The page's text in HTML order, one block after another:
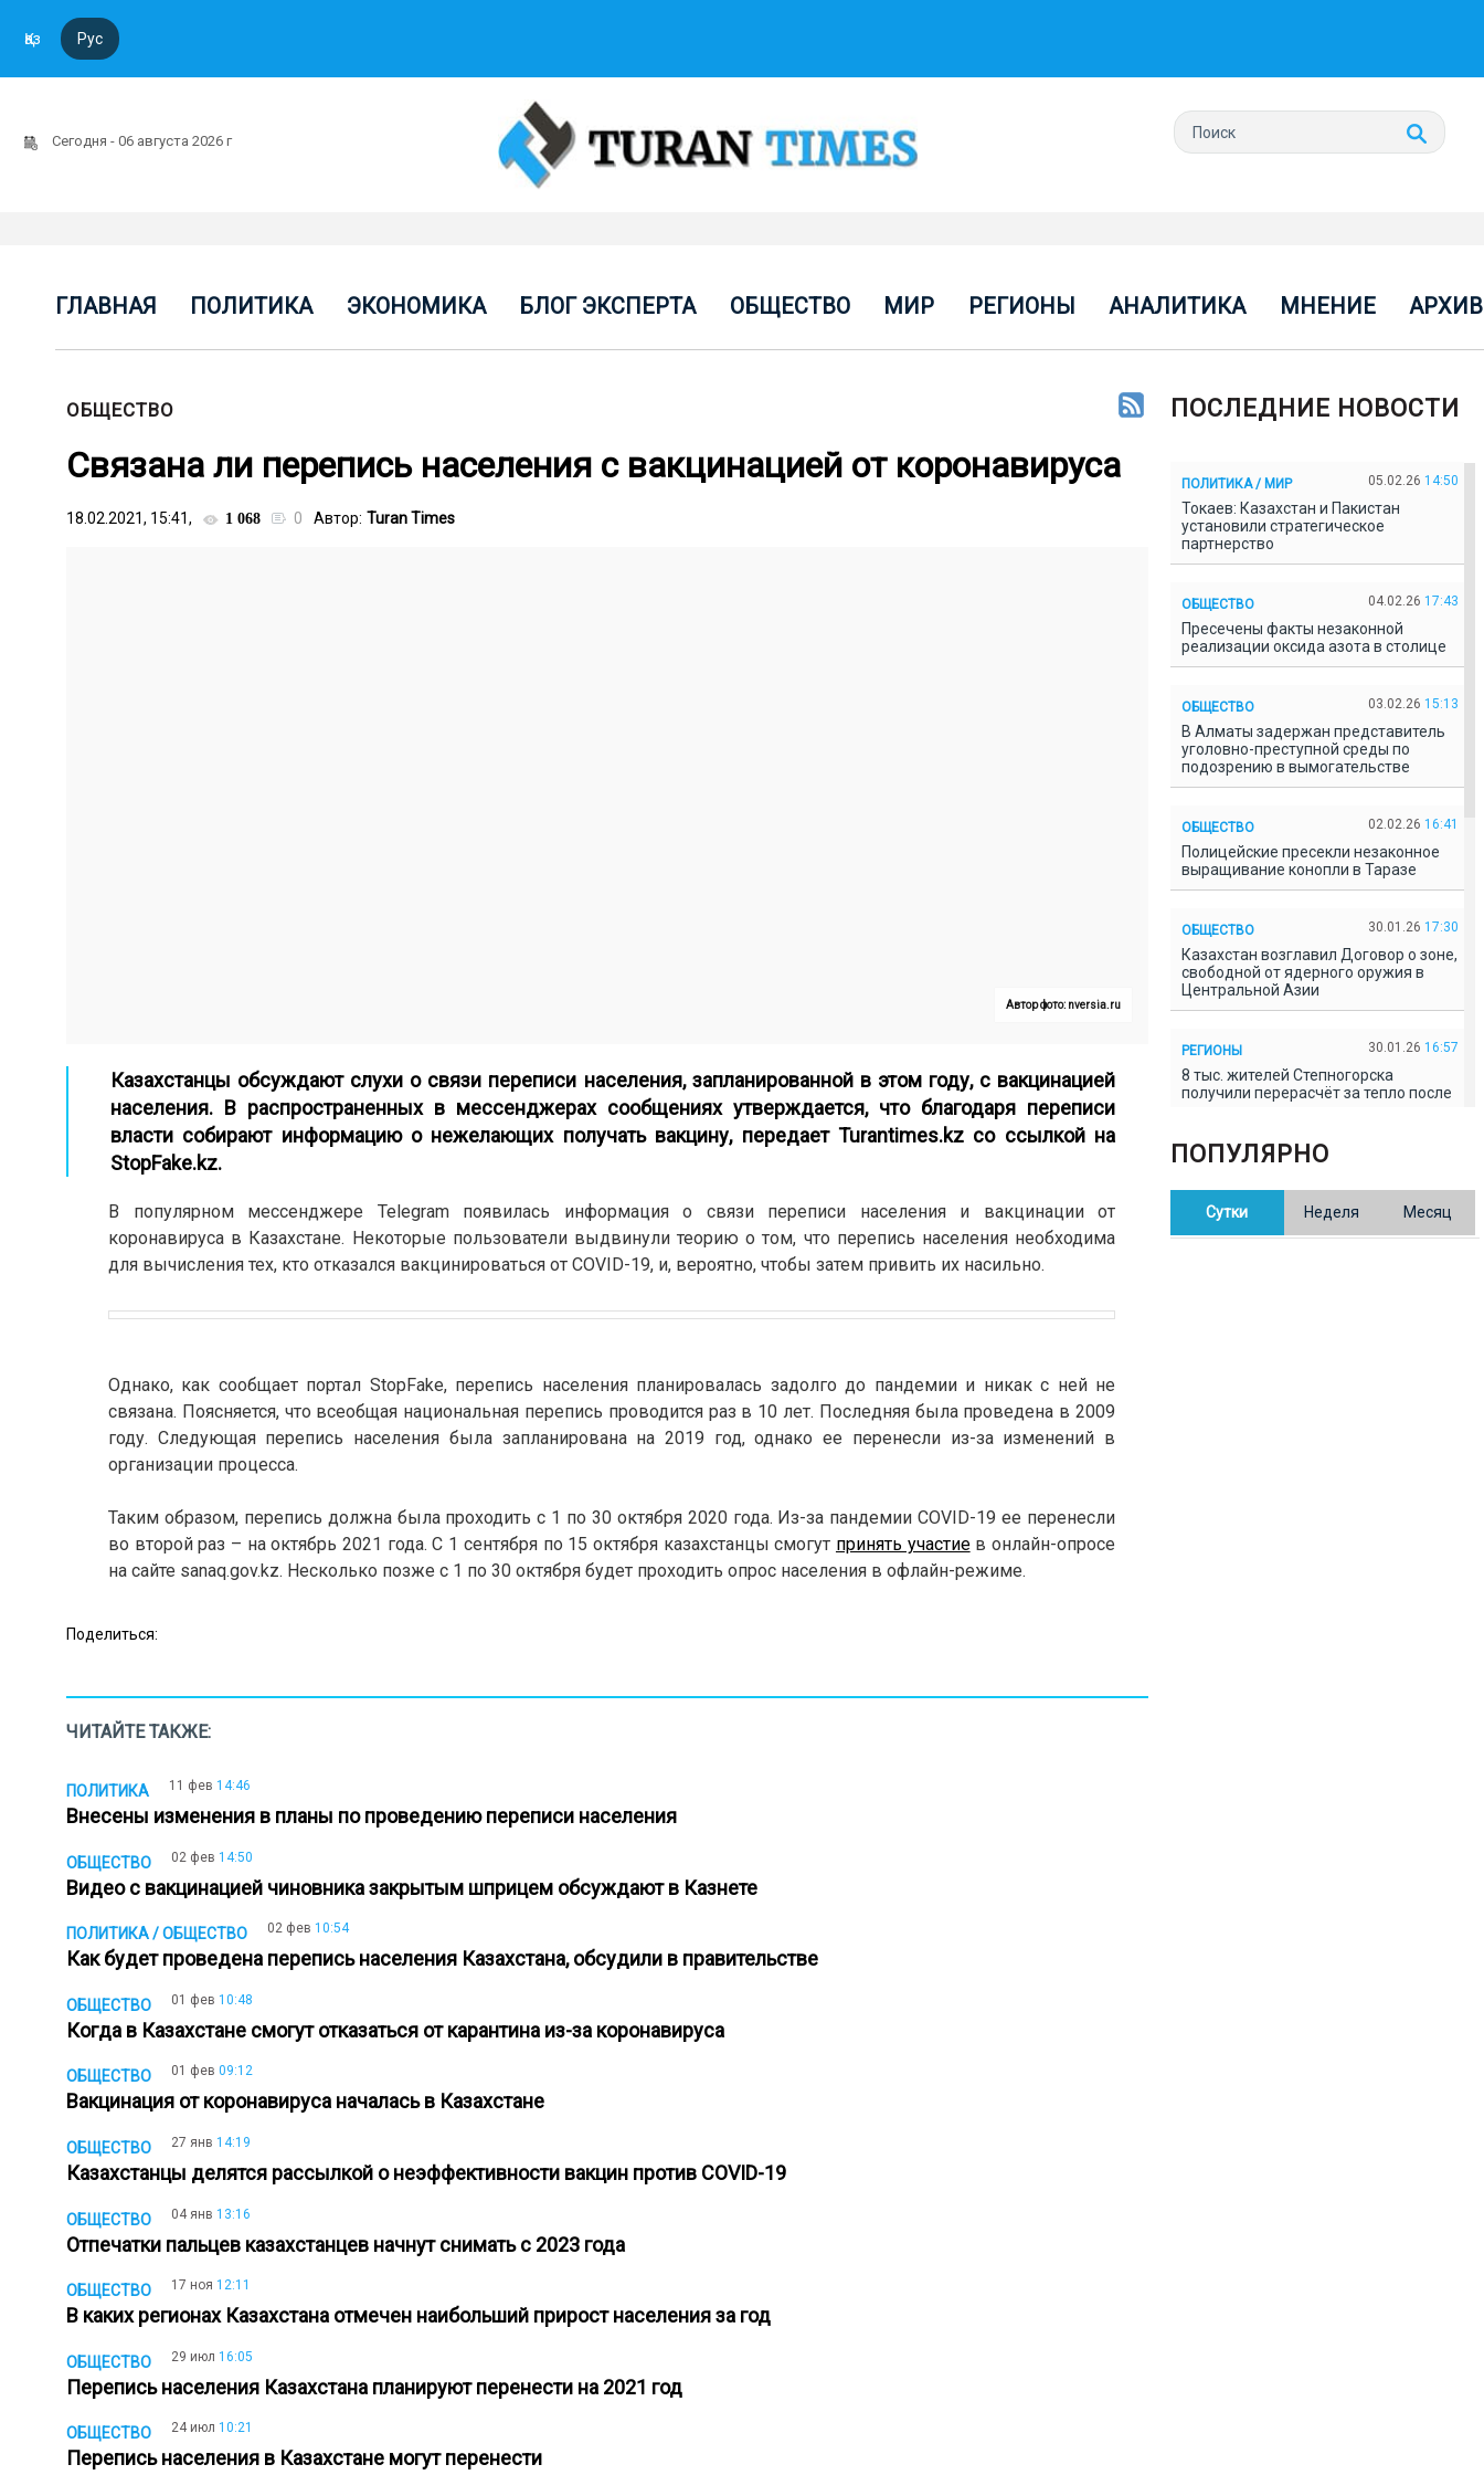
Қаз Рус
Сегодня - 06 августа 2026 г
ГЛАВНАЯ ПОЛИТИКА ЭКОНОМИКА БЛОГ ЭКСПЕРТА ОБЩЕСТВО МИР РЕГИОНЫ АНАЛИТИКА МНЕНИЕ АРХИВ
ОБЩЕСТВО
Связана ли перепись населения с вакцинацией от коронавируса
18.02.2021, 15:41, 1 068 0 Автор: Turan Times
Автор фото: nversia.ru
Казахстанцы обсуждают слухи о связи переписи населения, запланированной в этом году, с вакцинацией
населения. В распространенных в мессенджерах сообщениях утверждается, что благодаря переписи
власти собирают информацию о нежелающих получать вакцину, передает Turantimes.kzсо ссылкой на
StopFake.kz.
В популярном мессенджере Telegram появилась информация о связи переписи населения и вакцинации от
коронавируса в Казахстане. Некоторые пользователи выдвинули теорию о том, что перепись населения необходима
для вычисления тех, кто отказался вакцинироваться от COVID-19, и, вероятно, чтобы затем привить их насильно.
Однако, как сообщает портал StopFake, перепись населения планировалась задолго до пандемии и никак с ней не
связана. Поясняется, что всеобщая национальная перепись проводится раз в 10 лет. Последняя была проведена в 2009
году. Следующая перепись населения была запланирована на 2019 год, однако ее перенесли из-за изменений в
организации процесса.
Таким образом, перепись должна была проходить с 1 по 30 октября 2020 года. Из-за пандемии COVID-19 ее перенесли
во второй раз – на октябрь 2021 года. С 1 сентября по 15 октября казахстанцы смогут принять участиев онлайн-опросе
на сайте sanaq.gov.kz. Несколько позже с 1 по 30 октября будет проходить опрос населения в офлайн-режиме.
Поделиться:
ЧИТАЙТЕ ТАКЖЕ:
ПОЛИТИКА 11 фев 14:46
Внесены изменения в планы по проведению переписи населения
ОБЩЕСТВО 02 фев 14:50
Видео с вакцинацией чиновника закрытым шприцем обсуждают в Казнете
ПОЛИТИКА / ОБЩЕСТВО 02 фев 10:54
Как будет проведена перепись населения Казахстана, обсудили в правительстве
ОБЩЕСТВО 01 фев 10:48
Когда в Казахстане смогут отказаться от карантина из-за коронавируса
ОБЩЕСТВО 01 фев 09:12
Вакцинация от коронавируса началась в Казахстане
ОБЩЕСТВО 27 янв 14:19
Казахстанцы делятся рассылкой о неэффективности вакцин против COVID-19
ОБЩЕСТВО 04 янв 13:16
Отпечатки пальцев казахстанцев начнут снимать с 2023 года
ОБЩЕСТВО 17 ноя 12:11
В каких регионах Казахстана отмечен наибольший прирост населения за год
ОБЩЕСТВО 29 июл 16:05
Перепись населения Казахстана планируют перенести на 2021 год
ОБЩЕСТВО 24 июл 10:21
Перепись населения в Казахстане могут перенести
ПОСЛЕДНИЕ НОВОСТИ
ПОЛИТИКА / МИР 05.02.26 14:50
Токаев: Казахстан и Пакистан
установили стратегическое
партнерство
ОБЩЕСТВО 04.02.26 17:43
Пресечены факты незаконной
реализации оксида азота в столице
ОБЩЕСТВО 03.02.26 15:13
В Алматы задержан представитель
уголовно-преступной среды по
подозрению в вымогательстве
ОБЩЕСТВО 02.02.26 16:41
Полицейские пресекли незаконное
выращивание конопли в Таразе
ОБЩЕСТВО 30.01.26 17:30
Казахстан возглавил Договор о зоне,
свободной от ядерного оружия в
Центральной Азии
РЕГИОНЫ 30.01.26 16:57
8 тыс. жителей Степногорска
получили перерасчёт за тепло после
В Казахстане готовят новую
редакцию Конституции: меняется
ПОПУЛЯРНО
Сутки Неделя Месяц